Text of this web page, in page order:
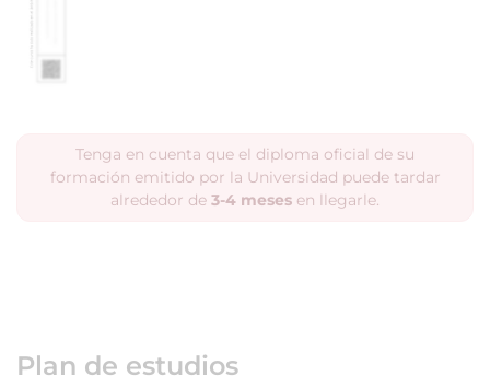
Tenga en cuenta que el diploma oficial de su
formación emitido por la Universidad puede tardar
alrededor de 3-4 meses en llegarle.
Plan de estudios